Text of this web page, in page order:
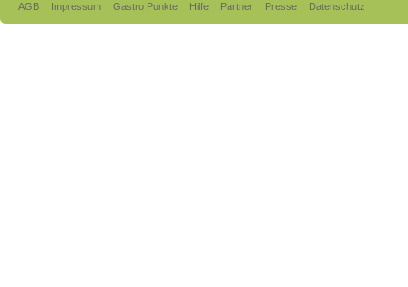
AGB
Impressum Gastro Punkte Hilfe Partner Presse Datenschutz